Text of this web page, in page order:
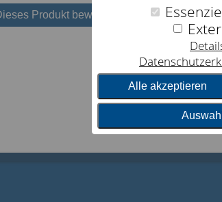
Alle akzeptieren
Produkt bewerten